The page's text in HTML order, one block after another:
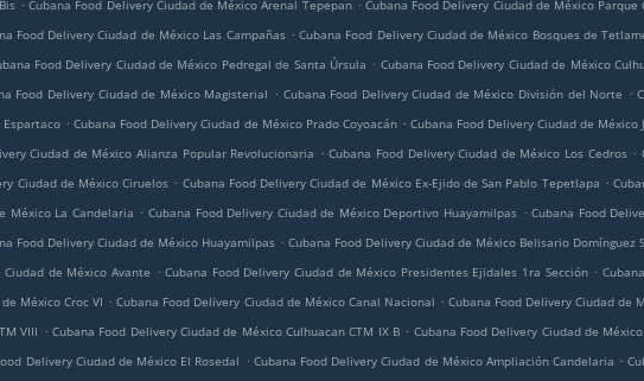
Cubana Food Delivery Ciudad de México Arenal Tepepan Cubana Food Delivery Ciudad de México Parque
Food Delivery Ciudad de México Las Campañas . Cubana Food Delivery Ciudad de México Bosques de
Food Delivery Ciudad de México Pedregal de Santa Úrsula . Cubana Food Delivery Ciudad de México
Food Delivery Ciudad de México Magisterial . Cubana Food Delivery Ciudad de México División del Norte .
Espartaco . Cubana Food Delivery Ciudad de México Prado Coyoacán . Cubana Food Delivery Ciudad de México
Ciudad de México Alianza Popular Revolucionaria . Cubana Food Delivery Ciudad de México Los Cedros .
Ciudad de México Ciruelos . Cubana Food Delivery Ciudad de México Ex-Ejido de San Pablo Tepetlapa .
México La Candelaria . Cubana Food Delivery Ciudad de México Deportivo Huayamilpas . Cubana Food
Food Delivery Ciudad de México Huayamilpas . Cubana Food Delivery Ciudad de México Belisario Domínguez
de México Avante . Cubana Food Delivery Ciudad de México Presidentes Ejidales 1ra Sección .
México Croc VI . Cubana Food Delivery Ciudad de México Canal Nacional . Cubana Food Delivery Ciudad de
VIII . Cubana Food Delivery Ciudad de México Culhuacan CTM IX B . Cubana Food Delivery Ciudad de
Delivery Ciudad de México El Rosedal . Cubana Food Delivery Ciudad de México Ampliación Candelaria .